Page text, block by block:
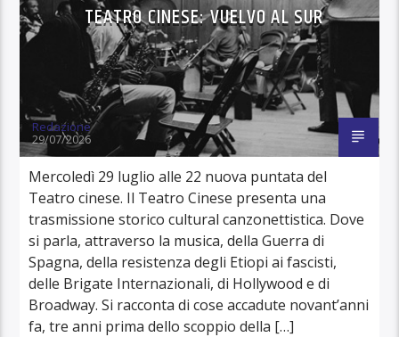
TEATRO CINESE: VUELVO AL SUR
Redazione
29/07/2026
Mercoledì 29 luglio alle 22 nuova puntata del
Teatro cinese. Il Teatro Cinese presenta una
trasmissione storico cultural canzonettistica. Dove
si parla, attraverso la musica, della Guerra di
Spagna, della resistenza degli Etiopi ai fascisti,
delle Brigate Internazionali, di Hollywood e di
Broadway. Si racconta di cose accadute novant’anni
fa, tre anni prima dello scoppio della […]